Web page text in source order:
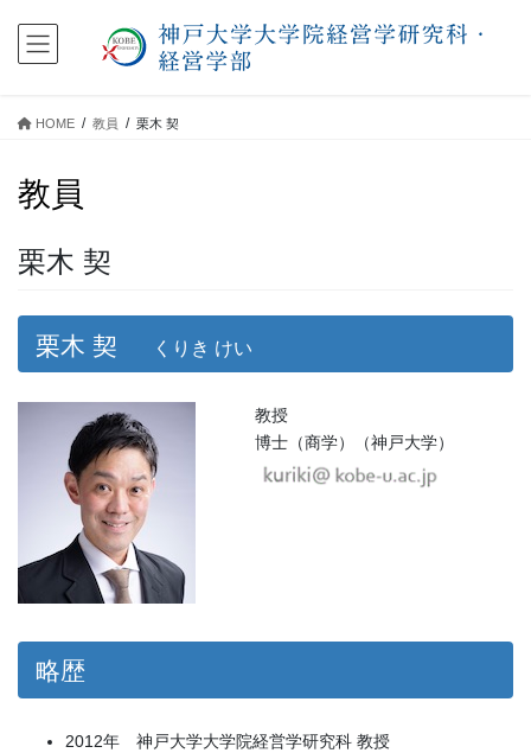
HOME 教員 栗木 契
教員
栗木 契
栗木 契 くりき けい
教授
博士（商学）（神戸大学）
略歴
2012年 神戸大学大学院経営学研究科 教授